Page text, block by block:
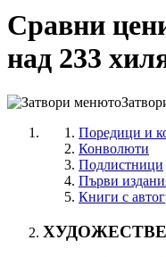
Сравни
над 233
Поредици и
Конволюти
Подлистници
Първи
Книги с